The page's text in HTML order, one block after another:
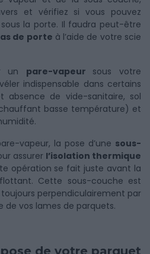
et vérifiez si vous pouvez
la porte. Il faudra peut-être
de porte à l’aide de votre scie
un pare-vapeur sous votre
indispensable dans certains
absence de vide-sanitaire, sol
basse température) et
vapeur, la pose d’une sous-
assurer l’isolation thermique
opération se fait juste avant la
Cette sous-couche est
perpendiculairement par
de vos lames de parquets.